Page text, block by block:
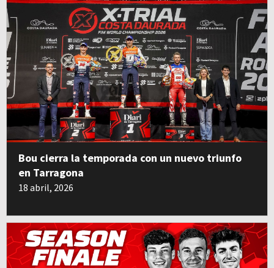
Bou cierra la temporada con un nuevo triunfo
en Tarragona
18 abril, 2026